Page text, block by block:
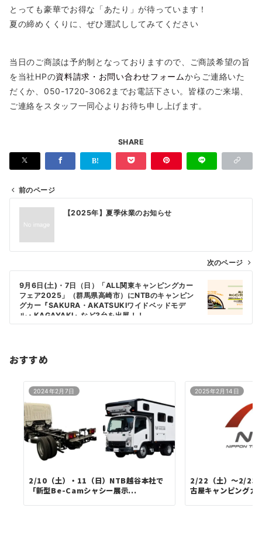
とっても豪華でお得な「あたり」が待っています！
夏の締めくくりに、ぜひ運試ししてみてください
当日のご商談は予約制となっておりますので、ご商談希望の旨
を当社HPの資料請求・お問い合わせフォームからご連絡いた
だくか、050-1720-3062までお電話下さい。皆様のご来場、
ご連絡をスタッフ一同心よりお待ち申し上げます。
SHARE
投
ナ
ビ
ゲ
ー
シ
ョ
前のページ
【2025年】夏季休業のお知らせ
次のページ
9月6日(土)・7日（日）「ALL関東キャンピングカー
フェア2025」（群馬県高崎市）にNTBのキャンピン
グカー『SAKURA・AKATSUKIワイドベッドモデ
ル・KAGAYAKI』など3台を出展！！
おすすめ
2024年2月7日
2/10（土）・11（日）NTB越谷本社で
「新型Be-Camシャシー展示...
2025年2月14日
2/22（土）～2/23
古屋キャンピングカ